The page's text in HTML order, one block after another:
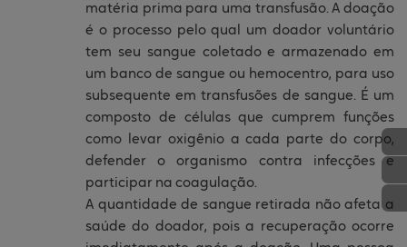
matéria prima para uma transfusão. A doação
é o processo pelo qual um doador voluntário
tem seu sangue coletado e armazenado em
um banco de sangue ou hemocentro, para uso
subsequente em transfusões de sangue. É um
composto de células que cumprem funções
como levar oxigênio a cada parte do corpo,
defender o organismo contra infecções e
participar na coagulação.
A quantidade de sangue retirada não afeta a
saúde do doador, pois a recuperação ocorre